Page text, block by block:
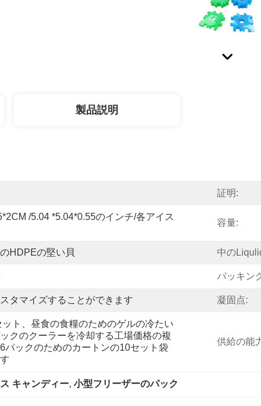
製品説明
証明:
/5.04 *5.04*0.55のインチ/各アイス
容量:
HDPEの堅い貝 中の
パッキン
タマイズすることができます 凝固点:
ト、昼食の食糧のためのゲルの冷たい
クのクーラーを冷却する工場価格の複
パックのためのカートンの10セット袋
供給の能
キャンディー, 小型フリーザーのパック